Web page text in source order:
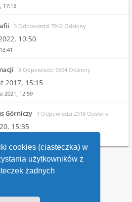
cookies (ciasteczka) w
użytkowników z
żadnych
17:15
3 Odpowiedzi 7942 Odsłony
10:50
8 Odpowiedzi 9604 Odsłony
2017, 15:15
2021, 12:59
Górniczy 1 Odpowiedzi 2918 Odsłony
15:35